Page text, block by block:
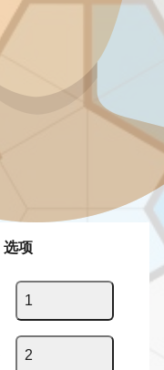
选项
1
2